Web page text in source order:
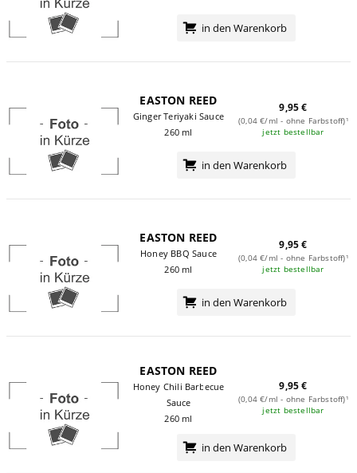
in den Warenkorb
EASTON REED
Ginger Teriyaki Sauce
260 ml
9,95 €
(0,04 €/ml - ohne Farbstoff)¹
jetzt bestellbar
in den Warenkorb
EASTON REED
Honey BBQ Sauce
260 ml
9,95 €
(0,04 €/ml - ohne Farbstoff)¹
jetzt bestellbar
in den Warenkorb
EASTON REED
Honey Chili Barbecue
Sauce
260 ml
9,95 €
(0,04 €/ml - ohne Farbstoff)¹
jetzt bestellbar
in den Warenkorb